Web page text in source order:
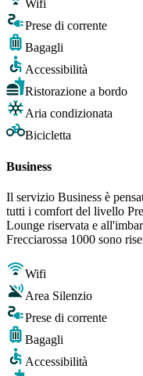
Wifi
Prese di corrente
Bagagli
Accessibilità
Ristorazione a bordo
Aria condizionata
Bicicletta
Business
Il servizio Business è
tutti i comfort del livello
Lounge riservata e
Frecciarossa 1000 sono
Wifi
Area Silenzio
Prese di corrente
Bagagli
Accessibilità